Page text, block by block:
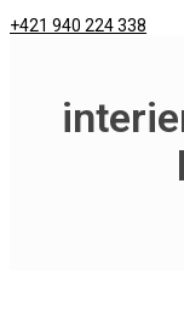
+421 940 224 338